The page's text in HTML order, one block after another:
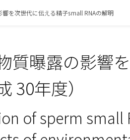
を次世代に伝える精子small RNAの解明
質曝露の影響
30年度）
of sperm